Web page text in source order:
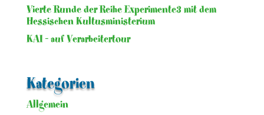
Vierte Runde der Reihe Experimente3 mit dem
Hessischen Kultusministerium
KAI – auf Verarbeitertour
Kategorien
Allgemein